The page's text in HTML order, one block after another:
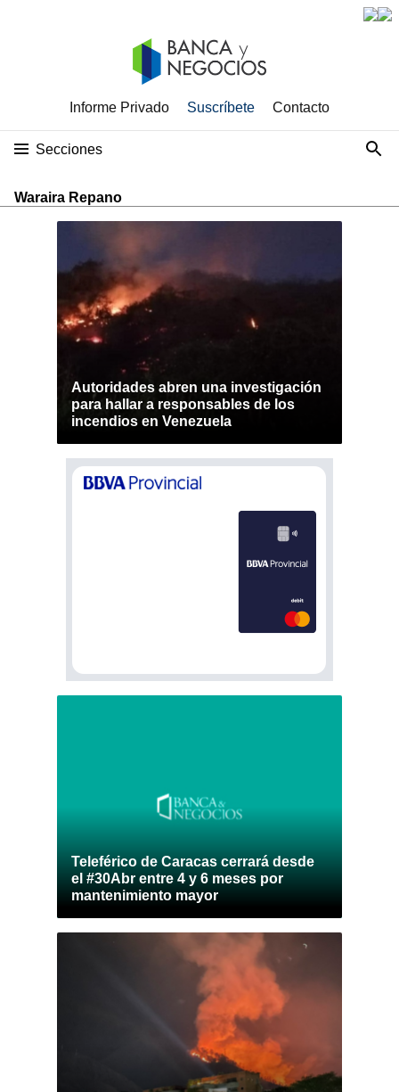
Informe Privado Suscríbete Contacto
Secciones
Waraira Repano
Autoridades abren una investigación
para hallar a responsables de los
incendios en Venezuela
Teleférico de Caracas cerrará desde
el #30Abr entre 4 y 6 meses por
mantenimiento mayor